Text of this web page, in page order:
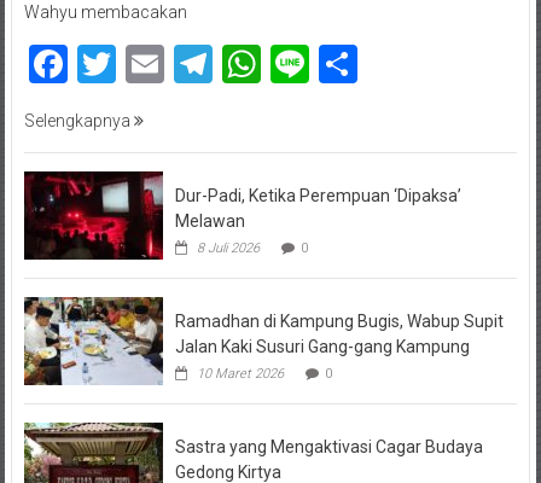
Wahyu membacakan
Facebook
Twitter
EmailTelegram
WhatsApp
LineShare
Selengkapnya
Dur-Padi, Ketika Perempuan ‘Dipaksa’
Melawan
8 Juli 2026 0
Ramadhan di Kampung Bugis, Wabup Supit
Jalan Kaki Susuri Gang-gang Kampung
10 Maret 2026 0
Sastra yang Mengaktivasi Cagar Budaya
Gedong Kirtya